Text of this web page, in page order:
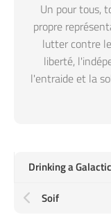
Un pour tous,
propre
lutter contre
liberté,
l'entraide et la
Drinking a
Soif